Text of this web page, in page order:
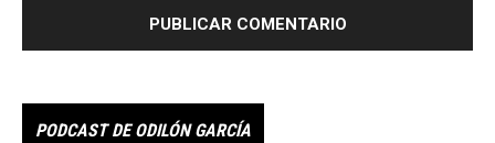
PODCAST DE ODILÓN GARCÍA